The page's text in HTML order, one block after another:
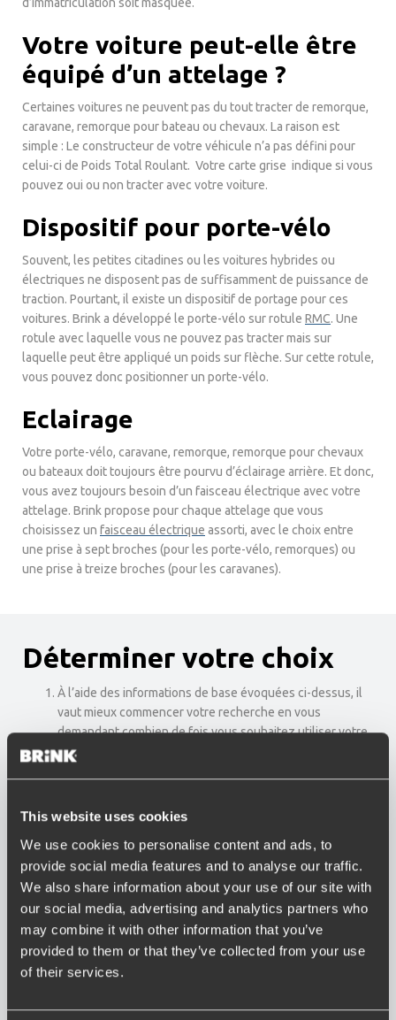
This website uses cookies
We use cookies to personalise content and ads, to
provide social media features and to analyse our traffic.
We also share information about your use of our site with
our social media, advertising and analytics partners who
may combine it with other information that you’ve
provided to them or that they’ve collected from your use
of their services.
Votre voiture peut-elle être
équipé d’un attelage ?
Certaines voitures ne peuvent pas du tout tracter de remorque,
caravane, remorque pour bateau ou chevaux. La raison est
simple : Le constructeur de votre véhicule n’a pas défini pour
celui-ci de Poids Total Roulant. Votre carte grise indique si vous
pouvez oui ou non tracter avec votre voiture.
Dispositif pour porte-vélo
Souvent, les petites citadines ou les voitures hybrides ou
électriques ne disposent pas de suffisamment de puissance de
traction. Pourtant, il existe un dispositif de portage pour ces
voitures. Brink a développé le porte-vélo sur rotule RMC. Une
rotule avec laquelle vous ne pouvez pas tracter mais sur
laquelle peut être appliqué un poids sur flèche. Sur cette rotule,
vous pouvez donc positionner un porte-vélo.
Eclairage
Votre porte-vélo, caravane, remorque, remorque pour chevaux
ou bateaux doit toujours être pourvu d’éclairage arrière. Et donc,
vous avez toujours besoin d’un faisceau électrique avec votre
attelage. Brink propose pour chaque attelage que vous
choisissez un faisceau électrique assorti, avec le choix entre
une prise à sept broches (pour les porte-vélo, remorques) ou
une prise à treize broches (pour les caravanes).
Déterminer votre choix
À l’aide des informations de base évoquées ci-dessus, il
vaut mieux commencer votre recherche en vous
demandant combien de fois vous souhaitez utiliser votre
attelage. Une fois par semaine (attelage RDAO) ou moins
principalement utiliser votre attelage. Pour l’utilisation
caravane, d’une remorque ou d’une remorque pour
chevaux et bateaux (RDAO, démontable ou escamotable)
?
Finalement, vous pouvez déterminer si un crochet
d’attelage peut oui RDAO) ou non (démontable ou
escamotable) modifier l’aspect extérieur de votre voiture.
Vous pouvez vous baser sur ces réponses pour vous